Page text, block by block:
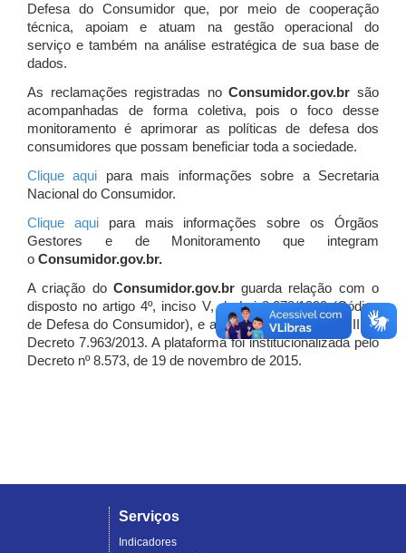
Defesa do Consumidor que, por meio de cooperação
técnica, apoiam e atuam na gestão operacional do
serviço e também na análise estratégica de sua base de
dados.
As reclamações registradas noConsumidor.gov.br são
acompanhadas de forma coletiva, pois o foco desse
monitoramento é aprimorar as políticas de defesa dos
consumidores que possam beneficiar toda a sociedade.
Clique aqui para mais informações sobre a Secretaria
Nacional do Consumidor.
Clique aquipara mais informações sobre os Órgãos
Gestores e de Monitoramento que integram
o Consumidor.gov.br.
A criação do Consumidor.gov.brguarda relação com o
disposto no artigo 4º, inciso V, da Lei 8.078/1990 (Código
de Defesa do Consumidor), e artigo 7º, incisos I, II e III do
Decreto 7.963/2013. A plataforma foi institucionalizada pelo
Decreto nº 8.573, de 19 de novembro de 2015.
Serviços
Indicadores